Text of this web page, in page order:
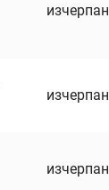
изчерпан
изчерпан
изчерпан